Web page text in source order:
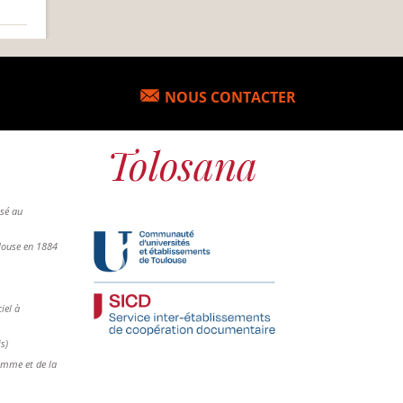
NOUS CONTACTER
au
en 1884
à
et de la